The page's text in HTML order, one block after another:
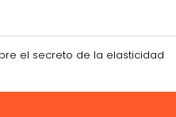
el secreto de la elasticidad